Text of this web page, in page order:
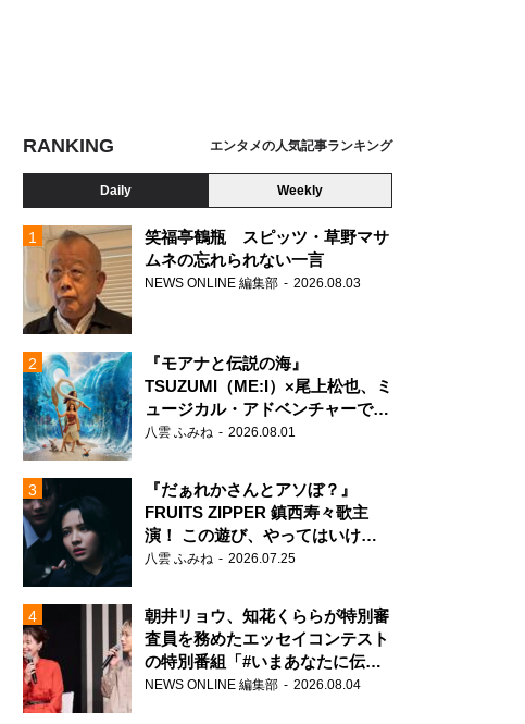
RANKING エンタメの人気記事ランキング
Daily Weekly
笑福亭鶴瓶 スピッツ・草野マサ
ムネの忘れられない一言
NEWS ONLINE 編集部 2026.08.03
『モアナと伝説の海』
TSUZUMI（ME:I）×尾上松也、ミ
ュージカル・アドベンチャーで美
声を響かせる
八雲 ふみね 2026.08.01
『だぁれかさんとアソぼ？』
FRUITS ZIPPER 鎮西寿々歌主
演！ この遊び、やってはいけま
せん。
八雲 ふみね 2026.07.25
朝井リョウ、知花くららが特別審
査員を務めたエッセイコンテスト
の特別番組「#いまあなたに伝え
たいこと」
NEWS ONLINE 編集部 2026.08.04